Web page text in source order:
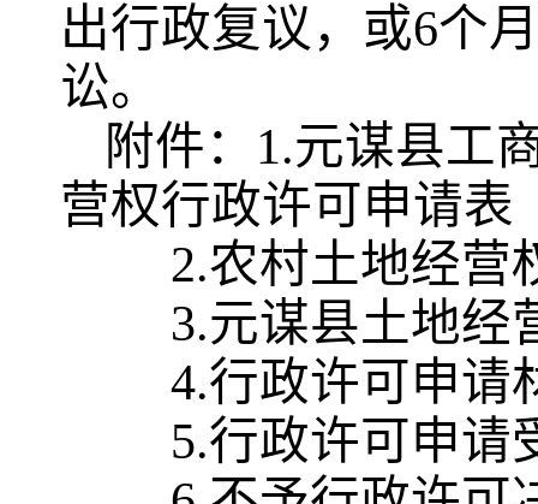
出行政复议，或6个
讼。
附件： 1.元谋县工
营权行政许可申请表
2.农村土地经营
3.元谋县土地经
4.行政许可申请
5.行政许可申请